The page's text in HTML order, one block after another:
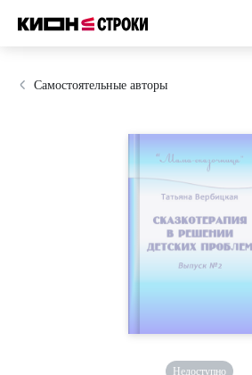
Самостоятельные авторы
Недоступно